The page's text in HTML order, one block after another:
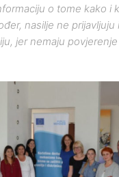
o tome kako i
nasilje ne prijavljuju
jer nemaju